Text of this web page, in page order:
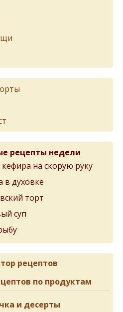
рецепты недели
на скорую руку
в духовке
торт
суп
рецептов
по продуктам
и десерты